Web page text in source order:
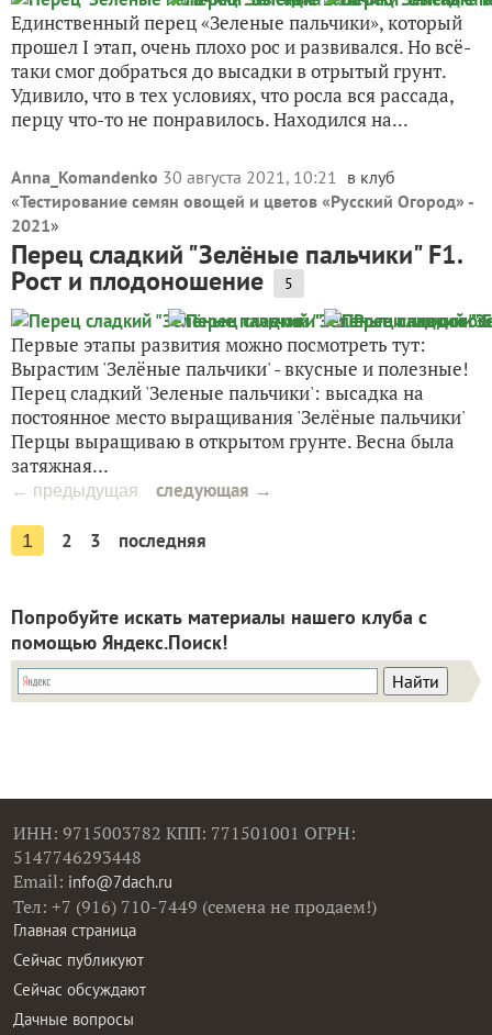
Единственный перец «Зеленые пальчики», который
прошел I этап, очень плохо рос и развивался. Но всё-
таки смог добраться до высадки в отрытый грунт.
Удивило, что в тех условиях, что росла вся рассада,
перцу что-то не понравилось. Находился на...
Anna_Komandenko 30 августа 2021, 10:21 в клуб
«Тестирование семян овощей и цветов «Русский Огород» -
2021»
Перец сладкий "Зелёные пальчики" F1.
Рост и плодоношение 5
Первые этапы развития можно посмотреть тут:
Вырастим 'Зелёные пальчики' - вкусные и полезные!
Перец сладкий 'Зеленые пальчики': высадка на
постоянное место выращивания 'Зелёные пальчики'
Перцы выращиваю в открытом грунте. Весна была
затяжная...
← предыдущая следующая →
1 2 3 последняя
Попробуйте искать материалы нашего клуба с
помощью Яндекс.Поиск!
ИНН: 9715003782 КПП: 771501001 ОГРН:
5147746293448
Email: info@7dach.ru
Тел: +7 (916) 710-7449 (семена не продаем!)
Главная страница
Сейчас публикуют
Сейчас обсуждают
Дачные вопросы